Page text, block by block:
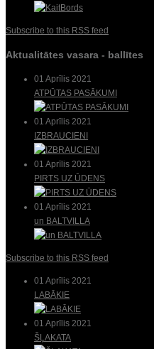
Subscribe to this RSS feed
Aktualitātes vasara - ballītes
01 Aprīlis 2021
ATPŪTAS PASĀKUMI
01 Aprīlis 2021
IZBRAUCIENI
01 Aprīlis 2021
PIRTS UZ ŪDENS
01 Aprīlis 2021
un BALTVILLA
Subscribe to this RSS feed
01 Aprīlis 2021
LABĀKIE
01 Aprīlis 2021
ŠĻAKATA